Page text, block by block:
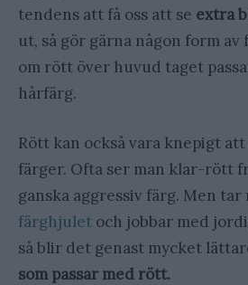
tendens att få oss att se extra
ut, så gör gärna någon form av
om rött över huvud taget
hårfärg.
Rött kan också vara knepigt
färger. Ofta ser man klar-rött
ganska aggressiv färg. Men
färghjulet och jobbar med
så blir det genast mycket
som passar med rött.